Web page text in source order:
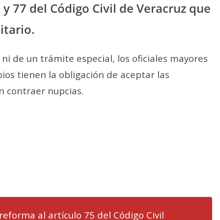
77 del Código Civil de Veracruz que
de un trámite especial, los oficiales mayores
tienen la obligación de aceptar las
contraer nupcias.
al artículo 75 del Código Civil